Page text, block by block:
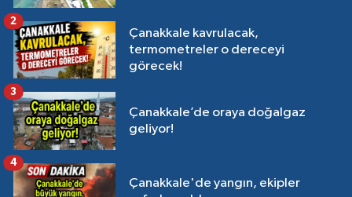
Çanakkale kavrulacak,
termometreler o dereceyi
görecek!
2
Çanakkale’de oraya doğalgaz
geliyor!
3
Çanakkale'de yangın, ekipler
4